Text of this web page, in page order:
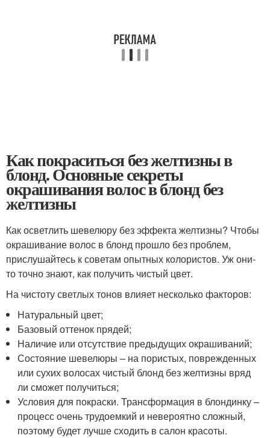
Как покраситься без желтизны в
блонд. Основные секреты
окрашивания волос в блонд без
желтизны
Как осветлить шевелюру без эффекта желтизны? Чтобы
окрашивание волос в блонд прошло без проблем,
прислушайтесь к советам опытных колористов. Уж они-
то точно знают, как получить чистый цвет.
На чистоту светлых тонов влияет несколько факторов:
Натуральный цвет;
Базовый оттенок прядей;
Наличие или отсутствие предыдущих окрашиваний;
Состояние шевелюры – на пористых, поврежденных
или сухих волосах чистый блонд без желтизны вряд
ли сможет получиться;
Условия для покраски. Трансформация в блондинку –
процесс очень трудоемкий и невероятно сложный,
поэтому будет лучше сходить в салон красоты.